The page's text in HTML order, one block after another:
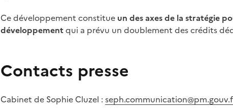
Ce développement constitue un des axes de la stratégie
développementqui a prévu un doublement des crédits
Contacts presse
Cabinet de Sophie Cluzel :